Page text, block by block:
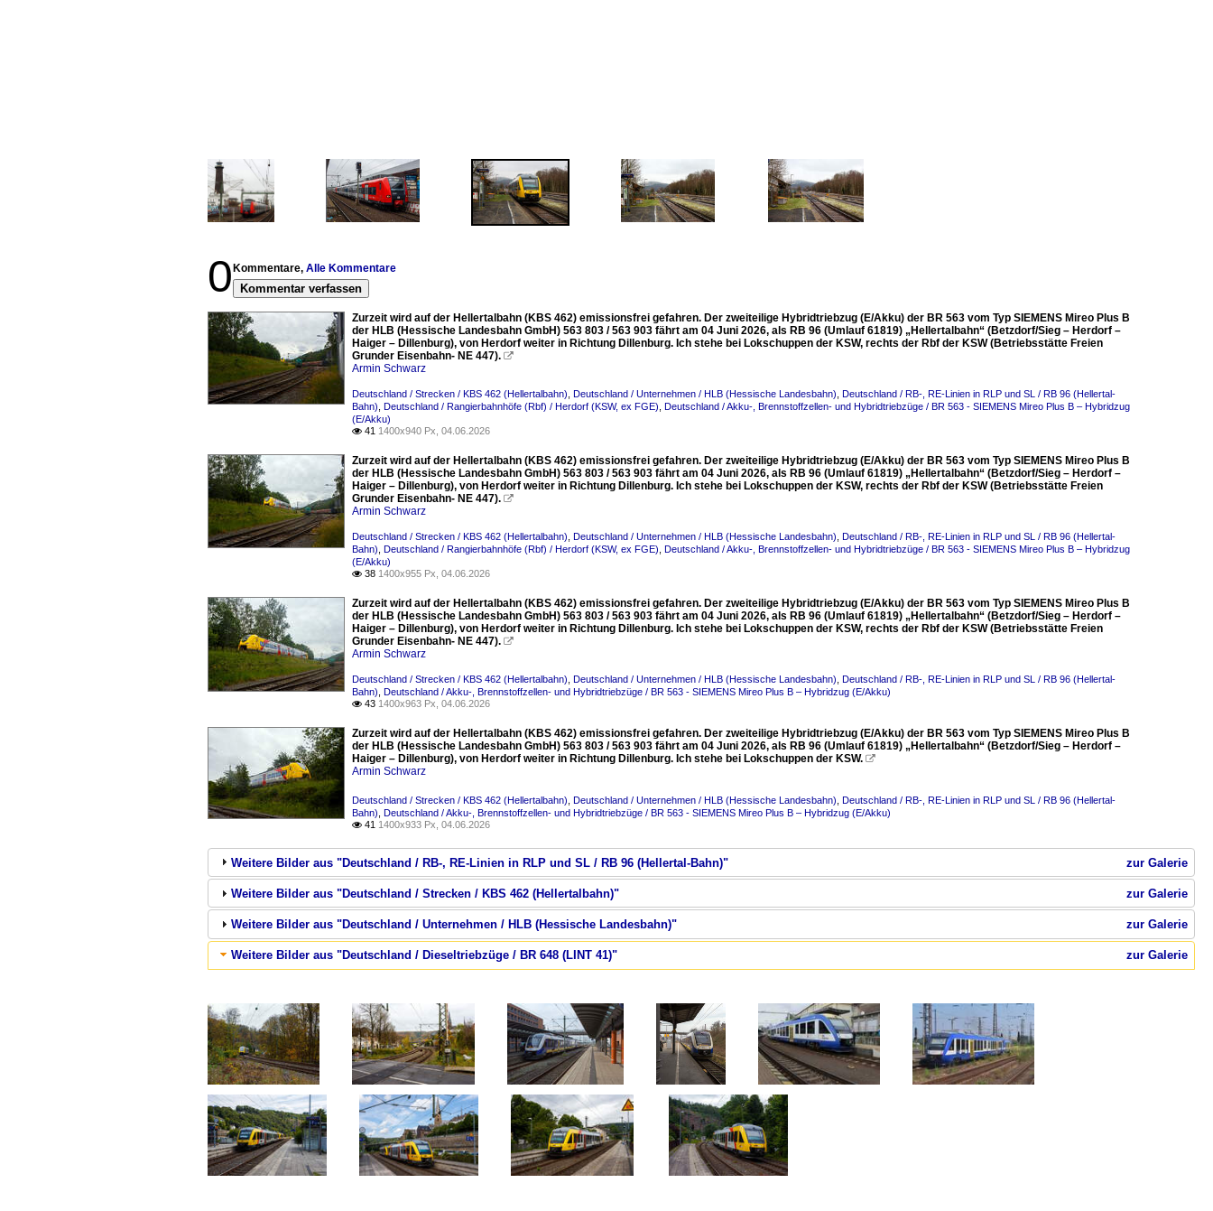
0 Kommentare, Alle Kommentare
Kommentar verfassen
Zurzeit wird auf der Hellertalbahn (KBS 462) emissionsfrei gefahren. Der zweiteilige Hybridtriebzug (E/Akku) der BR 563 vom Typ SIEMENS Mireo Plus B
der HLB (Hessische Landesbahn GmbH) 563 803 / 563 903 fährt am 04 Juni 2026, als RB 96 (Umlauf 61819) „Hellertalbahn“ (Betzdorf/Sieg – Herdorf –
Haiger – Dillenburg), von Herdorf weiter in Richtung Dillenburg. Ich stehe bei Lokschuppen der KSW, rechts der Rbf der KSW (Betriebsstätte Freien
Grunder Eisenbahn- NE 447). 
Armin Schwarz
Deutschland / Strecken / KBS 462 (Hellertalbahn) Deutschland / Unternehmen / HLB (Hessische Landesbahn) Deutschland / RB-, RE-Linien in RLP und SL / RB 96 (Hellertal-
Bahn) Deutschland / Rangierbahnhöfe (Rbf) / Herdorf (KSW, ex FGE) Deutschland / Akku-, Brennstoffzellen- und Hybridtriebzüge / BR 563 - SIEMENS Mireo Plus B – Hybridzug
(E/Akku)
 41 1400x940 Px, 04.06.2026
Zurzeit wird auf der Hellertalbahn (KBS 462) emissionsfrei gefahren. Der zweiteilige Hybridtriebzug (E/Akku) der BR 563 vom Typ SIEMENS Mireo Plus B
der HLB (Hessische Landesbahn GmbH) 563 803 / 563 903 fährt am 04 Juni 2026, als RB 96 (Umlauf 61819) „Hellertalbahn“ (Betzdorf/Sieg – Herdorf –
Haiger – Dillenburg), von Herdorf weiter in Richtung Dillenburg. Ich stehe bei Lokschuppen der KSW, rechts der Rbf der KSW (Betriebsstätte Freien
Grunder Eisenbahn- NE 447). 
Armin Schwarz
Deutschland / Strecken / KBS 462 (Hellertalbahn) Deutschland / Unternehmen / HLB (Hessische Landesbahn) Deutschland / RB-, RE-Linien in RLP und SL / RB 96 (Hellertal-
Bahn) Deutschland / Rangierbahnhöfe (Rbf) / Herdorf (KSW, ex FGE) Deutschland / Akku-, Brennstoffzellen- und Hybridtriebzüge / BR 563 - SIEMENS Mireo Plus B – Hybridzug
(E/Akku)
 38 1400x955 Px, 04.06.2026
Zurzeit wird auf der Hellertalbahn (KBS 462) emissionsfrei gefahren. Der zweiteilige Hybridtriebzug (E/Akku) der BR 563 vom Typ SIEMENS Mireo Plus B
der HLB (Hessische Landesbahn GmbH) 563 803 / 563 903 fährt am 04 Juni 2026, als RB 96 (Umlauf 61819) „Hellertalbahn“ (Betzdorf/Sieg – Herdorf –
Haiger – Dillenburg), von Herdorf weiter in Richtung Dillenburg. Ich stehe bei Lokschuppen der KSW, rechts der Rbf der KSW (Betriebsstätte Freien
Grunder Eisenbahn- NE 447). 
Armin Schwarz
Deutschland / Strecken / KBS 462 (Hellertalbahn) Deutschland / Unternehmen / HLB (Hessische Landesbahn) Deutschland / RB-, RE-Linien in RLP und SL / RB 96 (Hellertal-
Bahn) Deutschland / Akku-, Brennstoffzellen- und Hybridtriebzüge / BR 563 - SIEMENS Mireo Plus B – Hybridzug (E/Akku)
 43 1400x963 Px, 04.06.2026
Zurzeit wird auf der Hellertalbahn (KBS 462) emissionsfrei gefahren. Der zweiteilige Hybridtriebzug (E/Akku) der BR 563 vom Typ SIEMENS Mireo Plus B
der HLB (Hessische Landesbahn GmbH) 563 803 / 563 903 fährt am 04 Juni 2026, als RB 96 (Umlauf 61819) „Hellertalbahn“ (Betzdorf/Sieg – Herdorf –
Haiger – Dillenburg), von Herdorf weiter in Richtung Dillenburg. Ich stehe bei Lokschuppen der KSW. 
Armin Schwarz
Deutschland / Strecken / KBS 462 (Hellertalbahn) Deutschland / Unternehmen / HLB (Hessische Landesbahn) Deutschland / RB-, RE-Linien in RLP und SL / RB 96 (Hellertal-
Bahn) Deutschland / Akku-, Brennstoffzellen- und Hybridtriebzüge / BR 563 - SIEMENS Mireo Plus B – Hybridzug (E/Akku)
 41 1400x933 Px, 04.06.2026
zur Galerie
Weitere Bilder aus "Deutschland / RB-, RE-Linien in RLP und SL / RB 96 (Hellertal-Bahn)"
zur Galerie
Weitere Bilder aus "Deutschland / Strecken / KBS 462 (Hellertalbahn)"
zur Galerie
Weitere Bilder aus "Deutschland / Unternehmen / HLB (Hessische Landesbahn)"
zur Galerie
Weitere Bilder aus "Deutschland / Dieseltriebzüge / BR 648 (LINT 41)"